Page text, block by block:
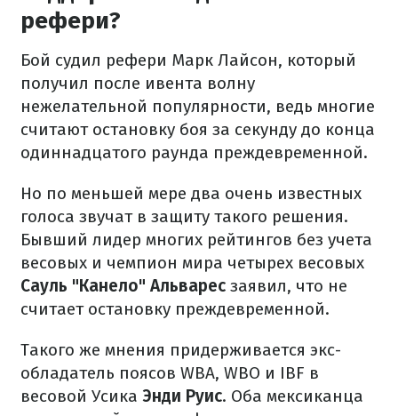
рефери?
Бой судил рефери Марк Лайсон, который
получил после ивента волну
нежелательной популярности, ведь многие
считают остановку боя за секунду до конца
одиннадцатого раунда преждевременной.
Но по меньшей мере два очень известных
голоса звучат в защиту такого решения.
Бывший лидер многих рейтингов без учета
весовых и чемпион мира четырех весовых
Сауль "Канело" Альварес заявил, что не
считает остановку преждевременной.
Такого же мнения придерживается экс-
обладатель поясов WBA, WBO и IBF в
весовой Усика Энди Руис. Оба мексиканца